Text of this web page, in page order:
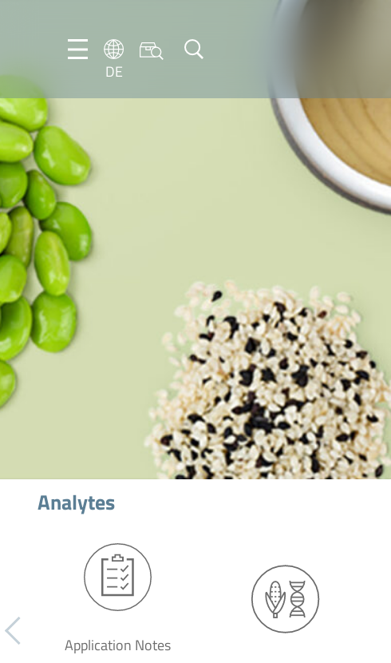
DE
DE
Analytes
Application Notes